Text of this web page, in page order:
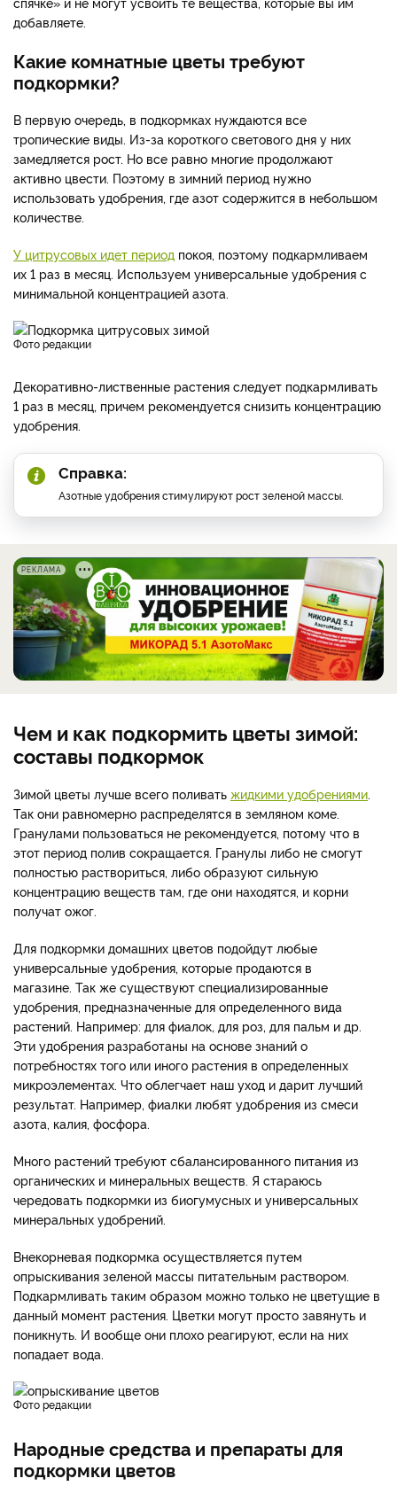
добавляете.
Какие комнатные цветы требуют
подкормки?
В первую очередь, в подкормках нуждаются все
тропические виды. Из-за короткого светового дня у них
замедляется рост. Но все равно многие продолжают
активно цвести. Поэтому в зимний период нужно
использовать удобрения, где азот содержится в небольшом
количестве.
У цитрусовых идет период покоя, поэтому подкармливаем
их 1 раз в месяц. Используем универсальные удобрения с
минимальной концентрацией азота.
фото редакции
Декоративно-лиственные растения следует подкармливать
1 раз в месяц, причем рекомендуется снизить концентрацию
удобрения.
Справка:
Азотные удобрения стимулируют рост зеленой массы.
РЕКЛАМА
Чем и как подкормить цветы зимой:
составы подкормок
Зимой цветы лучше всего поливать жидкими удобрениями.
Так они равномерно распределятся в земляном коме.
Гранулами пользоваться не рекомендуется, потому что в
этот период полив сокращается. Гранулы либо не смогут
полностью раствориться, либо образуют сильную
концентрацию веществ там, где они находятся, и корни
получат ожог.
Для подкормки домашних цветов подойдут любые
универсальные удобрения, которые продаются в
магазине. Так же существуют специализированные
удобрения, предназначенные для определенного вида
растений. Например: для фиалок, для роз, для пальм и др.
Эти удобрения разработаны на основе знаний о
потребностях того или иного растения в определенных
микроэлементах. Что облегчает наш уход и дарит лучший
результат. Например, фиалки любят удобрения из смеси
азота, калия, фосфора.
Много растений требуют сбалансированного питания из
органических и минеральных веществ. Я стараюсь
чередовать подкормки из биогумусных и универсальных
минеральных удобрений.
Внекорневая подкормка осуществляется путем
опрыскивания зеленой массы питательным раствором.
Подкармливать таким образом можно только не цветущие в
данный момент растения. Цветки могут просто завянуть и
поникнуть. И вообще они плохо реагируют, если на них
попадает вода.
фото редакции
Народные средства и препараты для
подкормки цветов